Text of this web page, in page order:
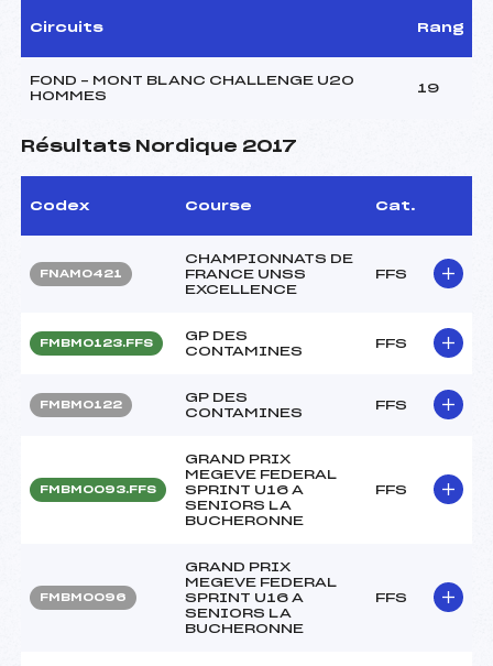
Circuits Rang
FOND – MONT BLANC CHALLENGE U20
HOMMES
19
Résultats Nordique 2017
Codex Course Cat.
FNAM0421
CHAMPIONNATS DE
FRANCE UNSS
EXCELLENCE
FFS
FMBM0123.FFS
GP DES
CONTAMINES
FFS
FMBM0122
GP DES
CONTAMINES
FFS
FMBM0093.FFS
GRAND PRIX
MEGEVE FEDERAL
SPRINT U16 A
SENIORS LA
BUCHERONNE
FFS
FMBM0096
GRAND PRIX
MEGEVE FEDERAL
SPRINT U16 A
SENIORS LA
BUCHERONNE
FFS